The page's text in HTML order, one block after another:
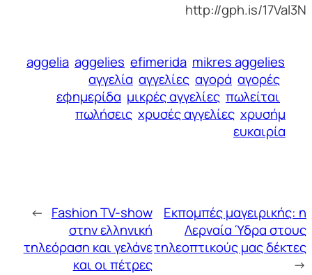
http://gph.is/17Val3N
aggelia aggelies efimerida mikres aggelies
αγγελία αγγελίες αγορά αγορές
εφημερίδα μικρές αγγελίες πωλείται
πωλήσεις χρυσές αγγελίες χρυσήμ
ευκαιρία
← Fashion TV-show
στην ελληνική
τηλεόραση και γελάνε
και οι πέτρες
Εκπομπές μαγειρικής: η
Λερναία Ύδρα στους
τηλεοπτικούς μας δέκτες
→